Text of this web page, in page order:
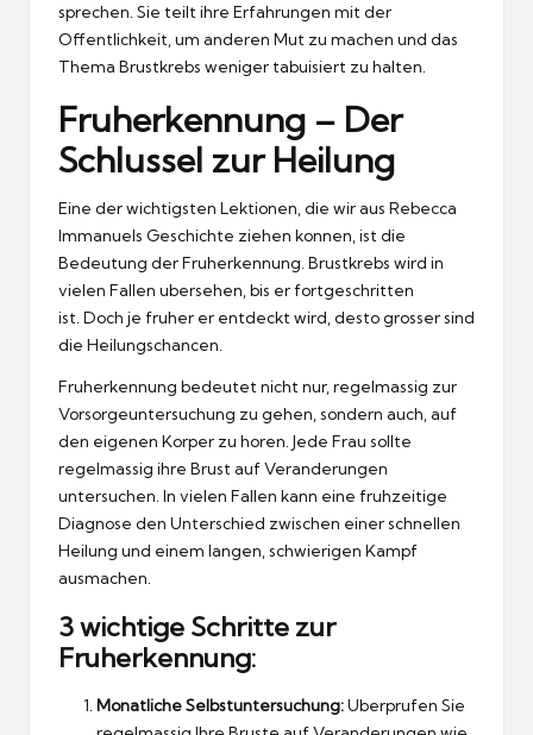
sprechen. Sie teilt ihre Erfahrungen mit der
Offentlichkeit, um anderen Mut zu machen und das
Thema Brustkrebs weniger tabuisiert zu halten.
Fruherkennung – Der
Schlussel zur Heilung
Eine der wichtigsten Lektionen, die wir aus Rebecca
Immanuels Geschichte ziehen konnen, ist die
Bedeutung der Fruherkennung. Brustkrebs wird in
vielen Fallen ubersehen, bis er fortgeschritten
ist. Doch je fruher er entdeckt wird, desto grosser sind
die Heilungschancen.
Fruherkennung bedeutet nicht nur, regelmassig zur
Vorsorgeuntersuchung zu gehen, sondern auch, auf
den eigenen Korper zu horen. Jede Frau sollte
regelmassig ihre Brust auf Veranderungen
untersuchen. In vielen Fallen kann eine fruhzeitige
Diagnose den Unterschied zwischen einer schnellen
Heilung und einem langen, schwierigen Kampf
ausmachen.
3 wichtige Schritte zur
Fruherkennung:
Monatliche Selbstuntersuchung:Uberprufen Sie